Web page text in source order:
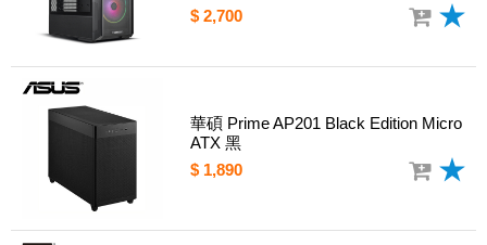
$ 2,700
華碩 Prime AP201 Black Edition Micro
ATX 黑
$ 1,890